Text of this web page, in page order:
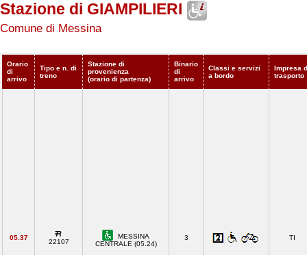
Stazione di GIAMPILIERI
Comune di Messina
Orario
di
arrivo
Tipo e n. di
treno
Stazione di
provenienza
(orario di partenza)
Binario
di
arrivo
Classi e servizi
a bordo
Impresa
trasporto
05.37
22107
MESSINA
CENTRALE (05.24)
3 TI